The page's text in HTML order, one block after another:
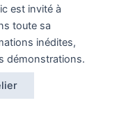
est invité à
toute sa
inédites,
démonstrations.